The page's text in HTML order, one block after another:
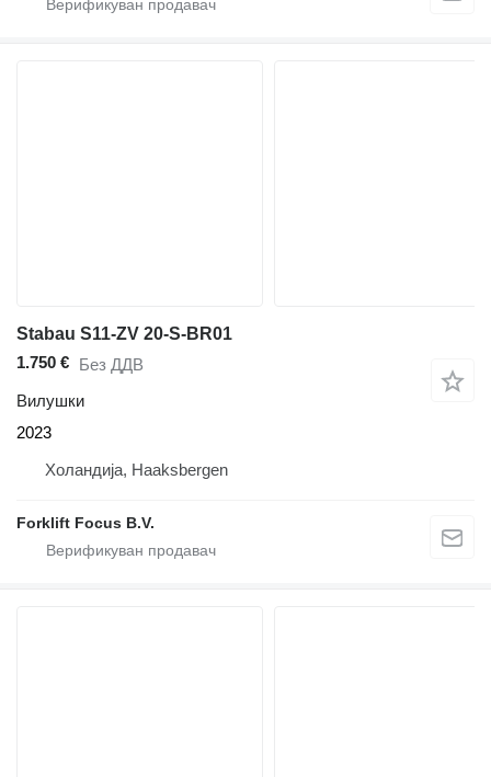
Stabau S11-ZV 20-S-BR01
1.750 € Без ДДВ
Вилушки
2023
Холандија, Haaksbergen
Forklift Focus B.V.